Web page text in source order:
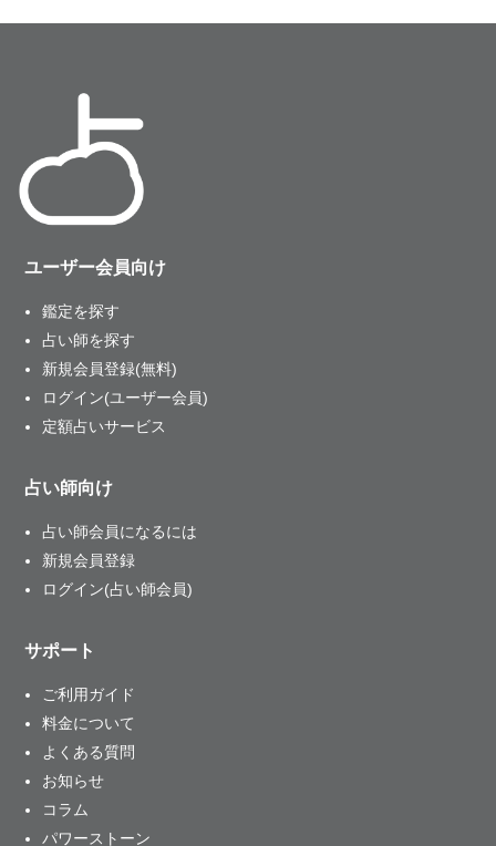
ユーザー会員向け
鑑定を探す
占い師を探す
新規会員登録(無料)
ログイン(ユーザー会員)
定額占いサービス
占い師向け
占い師会員になるには
新規会員登録
ログイン(占い師会員)
サポート
ご利用ガイド
料金について
よくある質問
お知らせ
コラム
パワーストーン